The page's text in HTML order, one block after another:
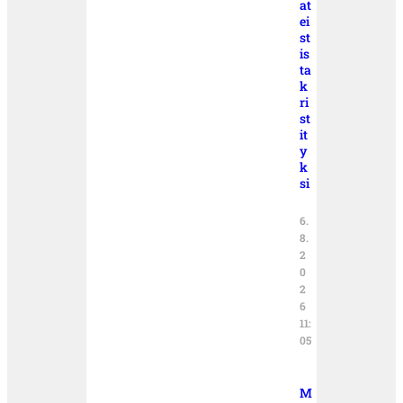
at
ei
st
is
ta
k
ri
st
it
y
k
si
6.
8.
2
0
2
6
11:
05
M